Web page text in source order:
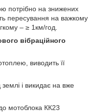
потрібно на знижених
пересування на важкому
– ≥ 1км/год.
вібраційного
виводить її
і викидає на вже
мотоблока КК23